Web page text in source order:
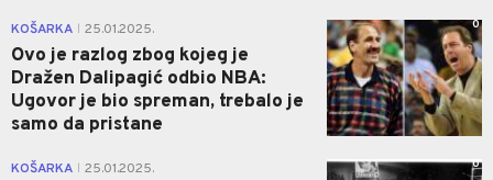
KOŠARKA 25.01.2025.
Ovo je razlog zbog kojeg je
Dražen Dalipagić odbio NBA:
Ugovor je bio spreman, trebalo je
samo da pristane
0
KOŠARKA 25.01.2025. 0